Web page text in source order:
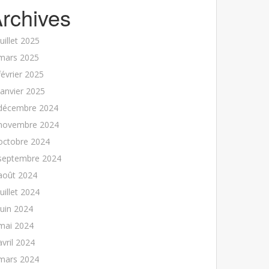
2025
2025
2025
2025
2024
2024
2024
2024
2024
2024
2024
2024
2024
2024